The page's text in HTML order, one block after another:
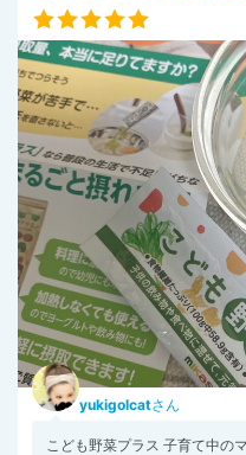
yukigolcatさん
こども野菜プラス 子育て中の